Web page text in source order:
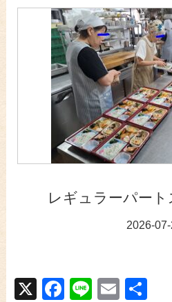
レギュラーパー
2026-
X Facebook
LineEmail